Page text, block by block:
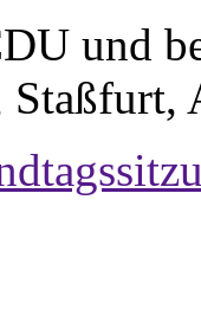
und
Staßfurt,